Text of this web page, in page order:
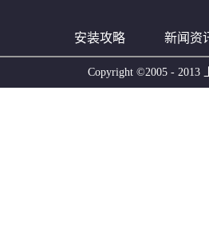
安装攻略 新闻资
Copyright ©2005 - 2013